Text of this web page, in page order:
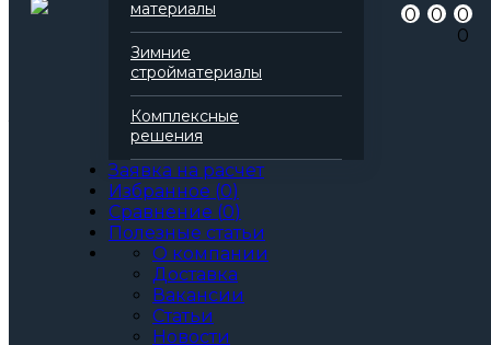
материалы
Зимние
стройматериалы
Комплексные
решения
Заявка на расчет
Избранное (0)
Сравнение (0)
Полезные статьи
О компании
Доставка
Вакансии
Статьи
Новости
0 0
0
0
Технониколь
Технолайт
Оптима
Базальтовая вата
Все характеристики